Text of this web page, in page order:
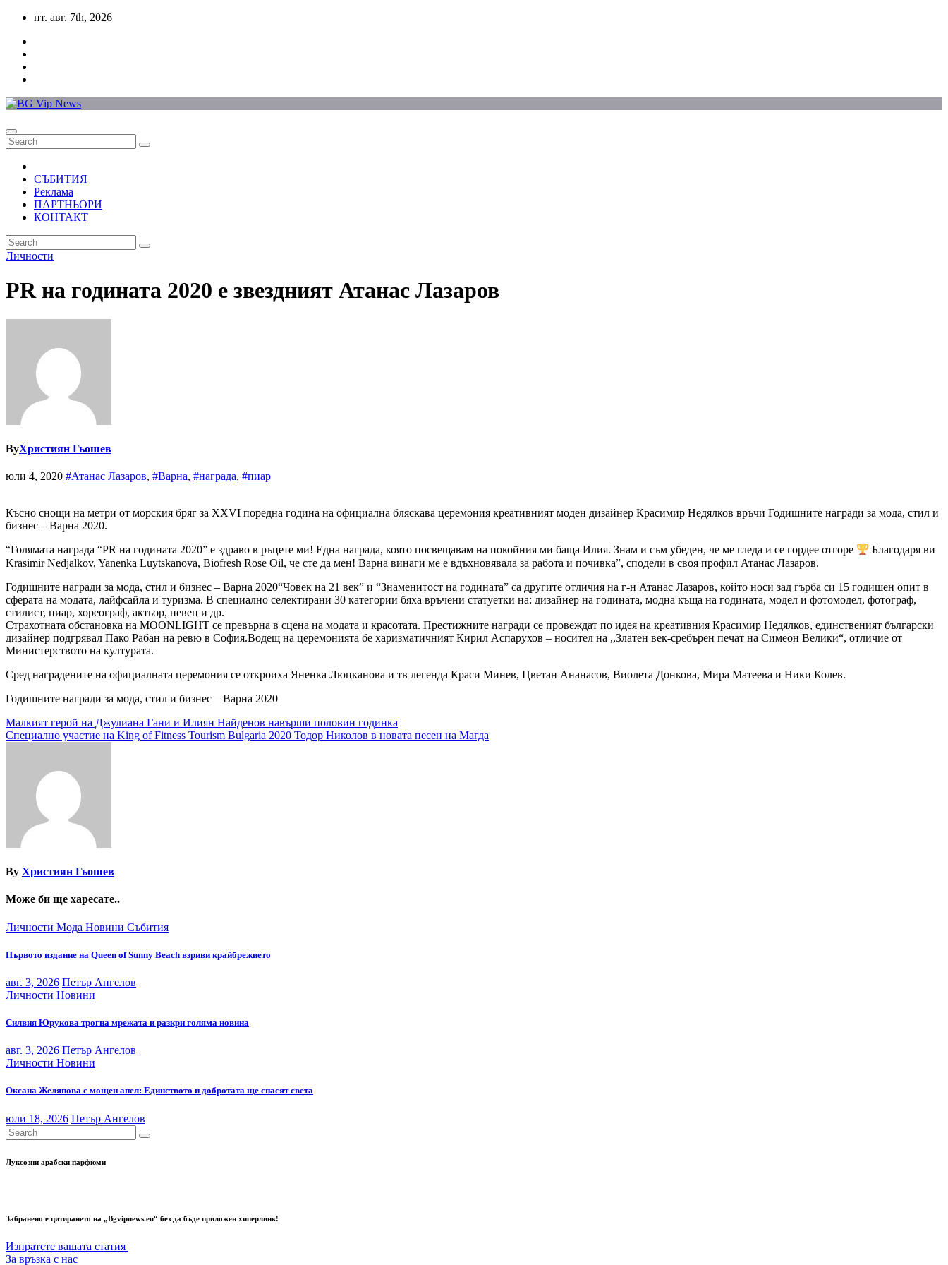
Skip
content
пт. авг. 7th, 2026
СЪБИТИЯ
Реклама
ПАРТНЬОРИ
КОНТАКТ
Личности
PR на годината 2020 е звездният Атанас Лазаров
ByХристиян Гьошев
юли 4, 2020 #Атанас Лазаров, #Варна, #награда, #пиар
Късно снощи на метри от морския бряг за XXVI поредна година на официална бляскава церемония креативният моден дизайнер Красимир Недялков връчи Годишните награди за мода, стил и
бизнес – Варна 2020.
“Голямата награда “PR на годината 2020” е здраво в ръцете ми! Една награда, която посвещавам на покойния ми баща Илия. Знам и съм убеден, че ме гледа и се гордее отгоре
Благодаря ви
Krasimir Nedjalkov, Yanenka Luytskanova, Biofresh Rose Oil, че сте да мен! Варна винаги ме е вдъхновявала за работа и почивка”, сподели в своя профил Атанас Лазаров.
Годишните награди за мода, стил и бизнес – Варна 2020“Човек на 21 век” и “Знаменитост на годината” са другите отличия на г-н Атанас Лазаров, който носи зад гърба си 15 годишен опит в
сферата на модата, лайфсайла и туризма. В специално селектирани 30 категории бяха връчени статуетки на: дизайнер на годината, модна къща на годината, модел и фотомодел, фотограф,
стилист, пиар, хореограф, актьор, певец и др.
Страхотната обстановка на MOONLIGHT се превърна в сцена на модата и красотата. Престижните награди се провеждат по идея на креативния Красимир Недялков, единственият български
дизайнер подгрявал Пако Рабан на ревю в София.Водещ на церемонията бе харизматичният Кирил Аспарухов – носител на ,,Златен век-сребърен печат на Симеон Велики“, отличие от
Министерството на културата.
Сред наградените на официалната церемония се откроиха Яненка Люцканова и тв легенда Краси Минев, Цветан Ананасов, Виолета Донкова, Мира Матеева и Ники Колев.
Годишните награди за мода, стил и бизнес – Варна 2020
Навигация
Малкият герой на Джулиана Гани и Илиян Найденов навърши половин годинка
Специално участие на King of Fitness Tourism Bulgaria 2020 Тодор Николов в новата песен на Магда
By Християн Гьошев
Може би ще харесате..
Личности Мода Новини Събития
Първото издание на Queen of Sunny Beach взриви крайбрежието
авг. 3, 2026 Петър Ангелов
Личности Новини
Силвия Юрукова трогна мрежата и разкри голяма новина
авг. 3, 2026 Петър Ангелов
Личности Новини
Оксана Желяпова с мощен апел: Единството и добротата ще спасят света
юли 18, 2026 Петър Ангелов
Луксозни арабски парфюми
Забранено е цитирането на „Bgvipnews.eu“ без да бъде приложен хиперлинк!
Изпратете вашата статия
За връзка с нас